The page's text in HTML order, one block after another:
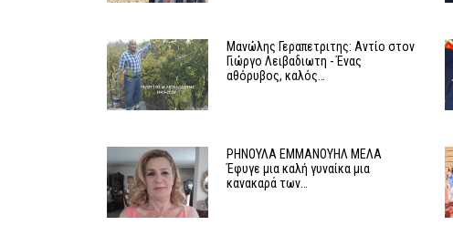
Μανώλης Γεραπετριτης: Αντίο στον
Γιώργο Λειβαδιωτη - Ένας
αθόρυβος, καλός…
ΡΗΝΟΥΛΑ ΕΜΜΑΝΟΥΗΛ ΜΕΛΑ
Έφυγε μια καλή γυναίκα μια
κανακαρά των…